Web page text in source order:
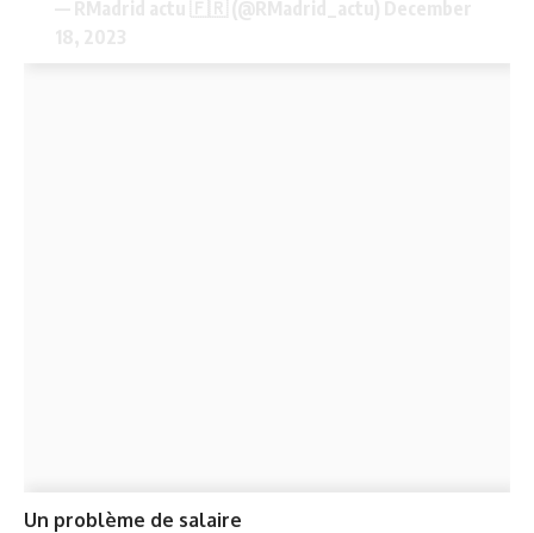
Un problème de salaire